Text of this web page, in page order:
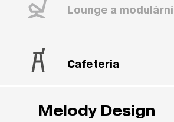
Lounge a modulární
Cafeteria
Melody Design